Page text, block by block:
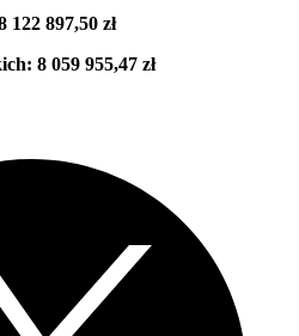
897,50 zł
8 059 955,47 zł